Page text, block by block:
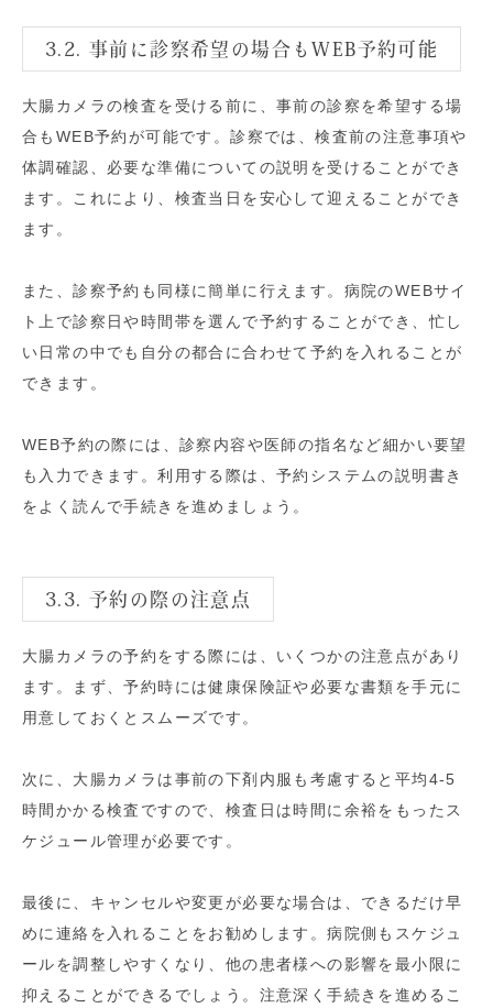
3.2. 事前に診察希望の場合もWEB予約可能
大腸カメラの検査を受ける前に、事前の診察を希望する場
合もWEB予約が可能です。診察では、検査前の注意事項や
体調確認、必要な準備についての説明を受けることができ
ます。これにより、検査当日を安心して迎えることができ
ます。
また、診察予約も同様に簡単に行えます。病院のWEBサイ
ト上で診察日や時間帯を選んで予約することができ、忙し
い日常の中でも自分の都合に合わせて予約を入れることが
できます。
WEB予約の際には、診察内容や医師の指名など細かい要望
も入力できます。利用する際は、予約システムの説明書き
をよく読んで手続きを進めましょう。
3.3. 予約の際の注意点
大腸カメラの予約をする際には、いくつかの注意点があり
ます。まず、予約時には健康保険証や必要な書類を手元に
用意しておくとスムーズです。
次に、大腸カメラは事前の下剤内服も考慮すると平均4-5
時間かかる検査ですので、検査日は時間に余裕をもったス
ケジュール管理が必要です。
最後に、キャンセルや変更が必要な場合は、できるだけ早
めに連絡を入れることをお勧めします。病院側もスケジュ
ールを調整しやすくなり、他の患者様への影響を最小限に
抑えることができるでしょう。注意深く手続きを進めるこ